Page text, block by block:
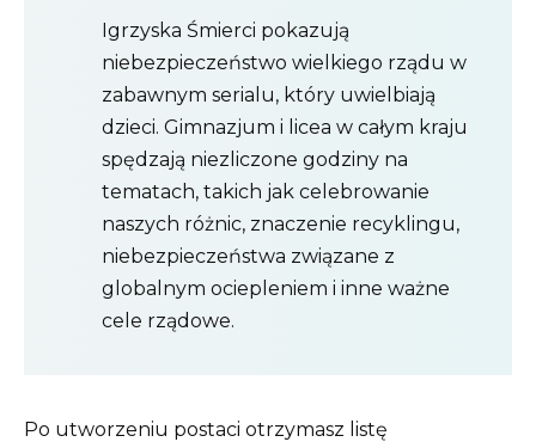
Igrzyska Śmierci pokazują
niebezpieczeństwo wielkiego rządu w
zabawnym serialu, który uwielbiają
dzieci. Gimnazjum i licea w całym kraju
spędzają niezliczone godziny na
tematach, takich jak celebrowanie
naszych różnic, znaczenie recyklingu,
niebezpieczeństwa związane z
globalnym ociepleniem i inne ważne
cele rządowe.
Po utworzeniu postaci otrzymasz listę